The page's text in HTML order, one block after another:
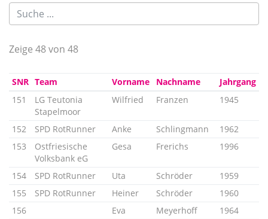
Zeige 48 von 48
SNR Team Vorname Nachname
Jahrgang
151
LG Teutonia
Stapelmoor
Wilfried Franzen 1945
152 SPD RotRunner Anke Schlingmann
1962
153
Ostfriesische
Volksbank eG
Gesa Frerichs 1996
154 SPD RotRunner Uta Schröder
1959
155
SPD RotRunner Heiner Schröder
1960
156
Eva Meyerhoff
1964